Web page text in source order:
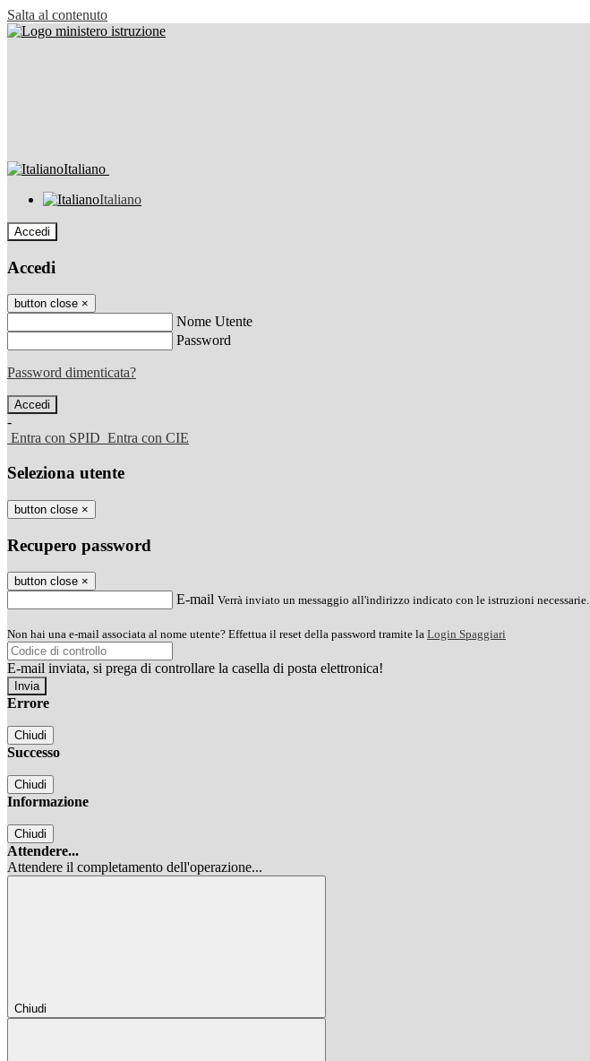
Salta al contenuto
Italiano
Italiano
Accedi
Accedi
button close ×
Nome Utente
Password
Password dimenticata?
-
Entra con SPID Entra con CIE
Seleziona utente
button close ×
Recupero password
button close ×
E-mail Verrà inviato un messaggio all'indirizzo indicato con le istruzioni necessarie.
Non hai una e-mail associata al nome utente? Effettua il reset della password tramite la Login Spaggiari
E-mail inviata, si prega di controllare la casella di posta elettronica!
Errore
Chiudi
Successo
Chiudi
Informazione
Chiudi
Attendere...
Attendere il completamento dell'operazione...
Chiudi